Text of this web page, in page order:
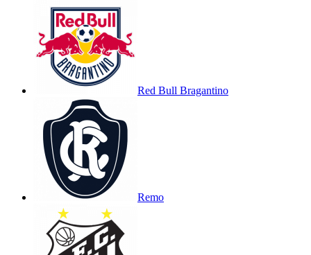
Red Bull Bragantino
Remo